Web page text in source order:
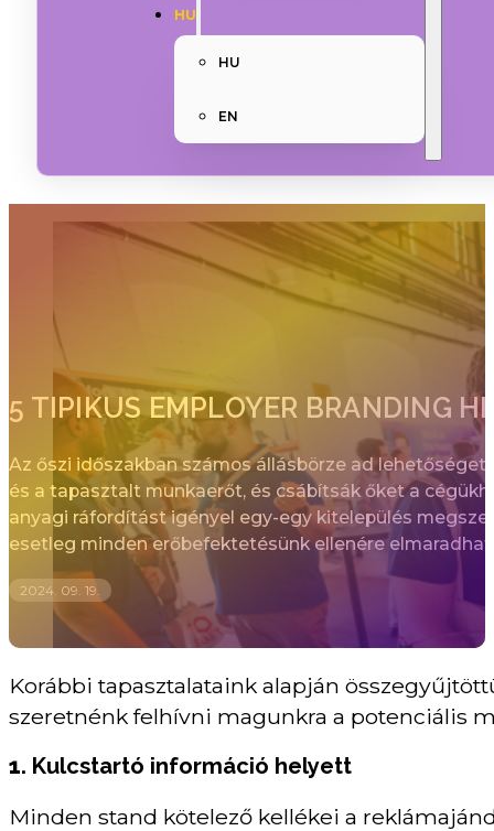
HU
HU
EN
5 TIPIKUS EMPLOYER BRANDING
Az őszi időszakban számos állásbörze ad
és a tapasztalt munkaerőt, és csábítsák őket a
anyagi ráfordítást igényel egy-egy kitelepülés
esetleg minden erőbefektetésünk ellenére
2024. 09. 19.
Korábbi tapasztalataink alapján
szeretnénk felhívni magunkra a potenciális
1. Kulcstartó információ helyett
Minden stand kötelező kellékei a